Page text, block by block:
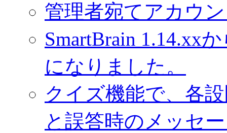
管理者宛てアカウ
SmartBrain 1.14.xx
になりました。
クイズ機能で、各
と誤答時のメッセ